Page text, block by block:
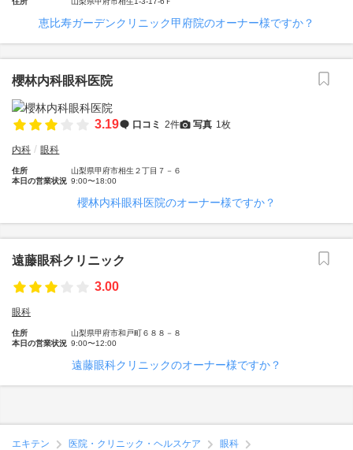
恵比寿ガーデンクリニック甲府院のオーナー様ですか？
櫻林内科眼科医院
3.19 口コミ 2件 写真 1枚
内科 眼科
住所
山梨県甲府市相生２丁目７－６
本日の営業状況 9:00〜18:00
櫻林内科眼科医院のオーナー様ですか？
遠藤眼科クリニック
3.00
眼科
住所
山梨県甲府市和戸町６８８－８
本日の営業状況 9:00〜12:00
遠藤眼科クリニックのオーナー様ですか？
エキテン 医院・クリニック・ヘルスケア
眼科